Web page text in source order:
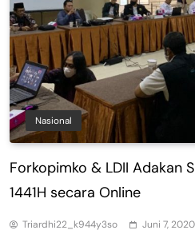
Nasional
Forkopimko & LDII Adakan
1441H secara Online
Triardhi22_k944y3so Juni 7, 2020